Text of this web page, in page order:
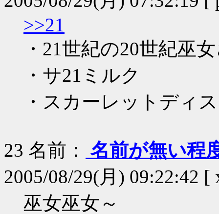
>>21
・21世紀の20世紀巫
・サ21ミルク
・スカーレットディ
23 名前：
名前が無い程
2005/08/29(月) 09:22:42
巫女巫女～